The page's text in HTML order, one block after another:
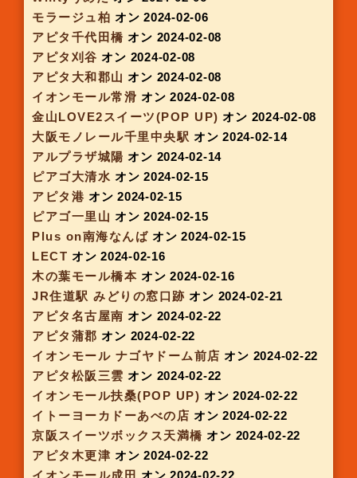
オリナス錦糸町
アルプラザ宇治東
京阪三条駅オン 2024-01-10
ららぽーと東郷 POP UPストア
アピタ知立
オン 2024-01-11
ピアゴ瑞浪
オン 2024-01-11
アピタ大垣
オン 2024-01-11
エキマルスイーツ天王寺 オン 2024-01-15
近鉄百貨店 上本町店
天満橋駅オン 2024-01-17
レイリア大橋（西鉄大橋駅）
ピアゴ佐屋
オン 2024-01-18
ピアゴ東刈谷 オン 2024-01-18
アピタ阿久比
イオンモール明和
オン 2024-01-18
京阪スイーツボックス 京橋駅
福岡三越 オン 2024-01-23
アルプラザ野洲
オン 2024-01-24
アピタ向山
オン 2024-01-25
アピタ瀬戸 オン 2024-01-25
イオンモール東浦 オン 2024-01-25
アピタ一宮
オン 2024-01-25
モラージュ菖蒲
オン 2024-01-27
アルプラザ栗東